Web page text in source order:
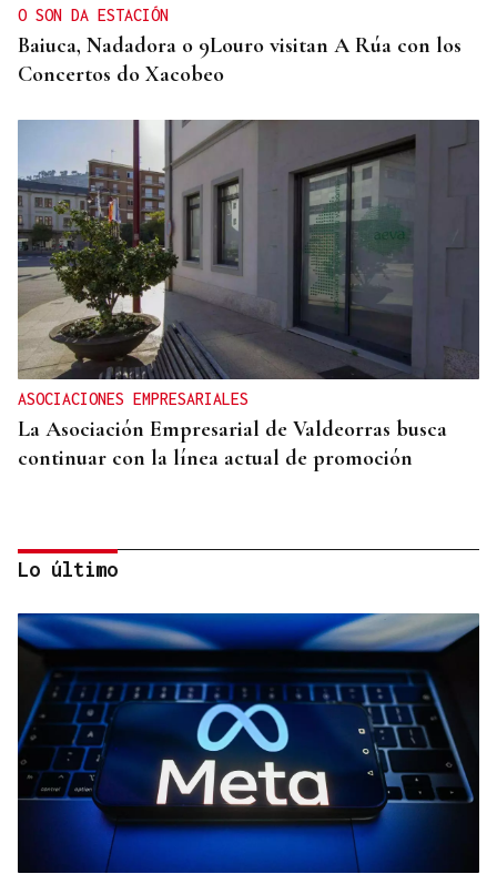
O SON DA ESTACIÓN
Baiuca, Nadadora o 9Louro visitan A Rúa con los
Concertos do Xacobeo
ASOCIACIONES EMPRESARIALES
La Asociación Empresarial de Valdeorras busca
continuar con la línea actual de promoción
DISTRIBUIDORA FAMILIAR
Gaseosas Roca, medio siglo creciendo junto a
Valdeorras y Coca-Cola
Lo último